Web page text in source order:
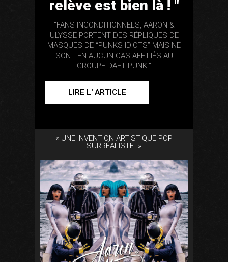
relève est bien là ! "
“FANS INCONDITIONNELS, AARON &
ULYSSE PORTENT DES RÉPLIQUES DE
MASQUES DE “PUNKS IDIOTS” MAIS NE
SONT EN AUCUN CAS AFFILIÉS AU
GROUPE DAFT PUNK.”
LIRE L' ARTICLE
« UNE INVENTION ARTISTIQUE POP
SURRÉALISTE. »